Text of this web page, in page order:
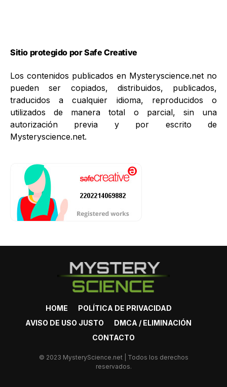
Sitio protegido por Safe Creative
Los contenidos publicados en Mysteryscience.net no
pueden ser copiados, distribuidos, publicados,
traducidos a cualquier idioma, reproducidos o
utilizados de manera total o parcial, sin una
autorización previa y por escrito de
Mysteryscience.net.
HOME
POLÍTICA DE PRIVACIDAD
AVISO DE USO JUSTO
DMCA / ELIMINACIÓN
CONTACTO
© 2023 MysteryScience.net | Todos los derechos
reservados.